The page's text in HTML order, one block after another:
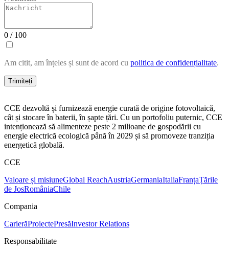
0 / 100
Am citit, am înțeles și sunt de acord cu politica de confidențialitate.
Trimiteți
CCE dezvoltă și furnizează energie curată de origine fotovoltaică,
cât și stocare în baterii, în șapte țări. Cu un portofoliu puternic, CCE
intenționează să alimenteze peste 2 milioane de gospodării cu
energie electrică ecologică până în 2029 și să promoveze tranziția
energetică globală.
CCE
Valoare și misiuneGlobal ReachAustriaGermaniaItaliaFranțaȚările
de JosRomâniaChile
Compania
CarierăProiectePresăInvestor Relations
Responsabilitate